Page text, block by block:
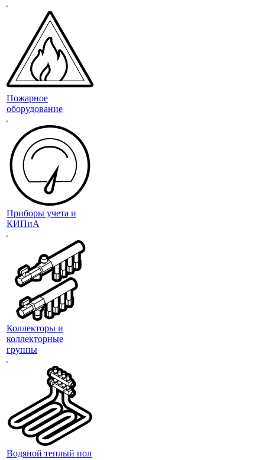
Пожарное
оборудование
Приборы учета и
КИПиА
Коллекторы и
коллекторные
группы
Водяной теплый пол